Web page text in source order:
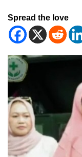
Spread the love